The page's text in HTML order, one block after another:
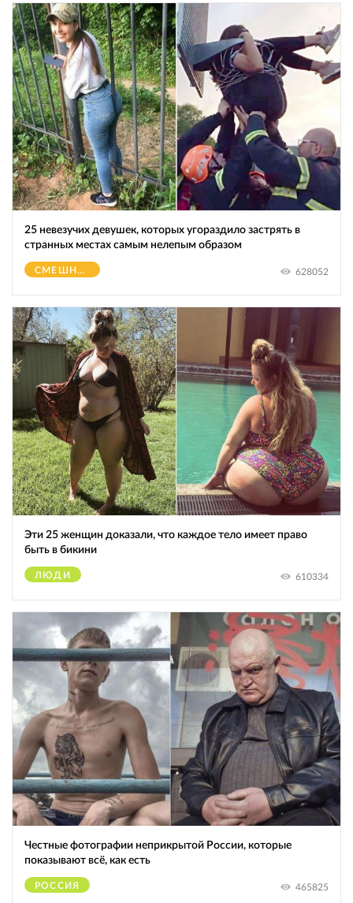
25 невезучих девушек, которых угораздило застрять в
странных местах самым нелепым образом
СМЕШНОЕ 628052
Эти 25 женщин доказали, что каждое тело имеет право
быть в бикини
ЛЮДИ 610334
Честные фотографии неприкрытой России, которые
показывают всё, как есть
РОССИЯ 465825